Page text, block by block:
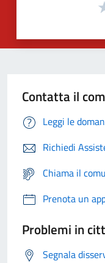
Contatta il
Leggi le
Richiedi
Chiama il
Prenota un
Problemi in
Segnala